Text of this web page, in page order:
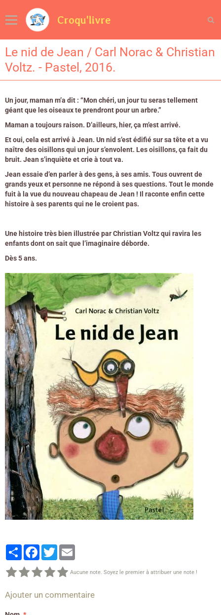
Croqu'livre
Le nid de Jean / Carl Norac & Christian
Voltz. - Pastel, 2016.
Un jour, maman m’a dit : “Mon chéri, un jour tu seras tellement
géant que les oiseaux te prendront pour un arbre.”
Maman a toujours raison. D’ailleurs, hier, ça m’est arrivé.
Et oui, cela est arrivé à Jean. Un nid s’est édifié sur sa tête et a vu
naître des oisillons qui un jour s’envolent. Les oisillons, ça fait du
bruit. Jean s’inquiète et crie à tout va.
Jean essaie d’en parler à des gens, à ses amis. Tous ouvrent de
grands yeux et personne ne répond à ses questions. Tout le monde
fuit à la vue du nouveau chapeau de Jean ! Il raconte enfin cette
histoire à ses parents qui ne le croient pas.
Une histoire très bien illustrée par Christian Voltz qui ravira les
enfants dont on sait que l’imaginaire déborde.
Dès 5 ans.
PartagerFacebook
Twitter
Aucune note. Soyez le premier à attribuer une note !
Ajouter un commentaire